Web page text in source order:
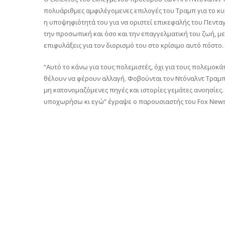
πολυάριθμες αμφιλέγομενες επιλογές του Τραμπ για το
η υποψηφιότητά του για να οριστεί επικεφαλής του
την προσωπική και όσο και την επαγγελματική του ζωή,
επιφυλάξεις για τον διορισμό του στο κρίσιμο αυτό πόστο.
“Αυτό το κάνω για τους πολεμιστές, όχι για τους
θέλουν να φέρουν αλλαγή. Φοβούνται τον Ντόναλντ
μη κατονομαζόμενες πηγές και ιστορίες γεμάτες
υποχωρήσω κι εγώ” έγραψε ο παρουσιαστής του Fox